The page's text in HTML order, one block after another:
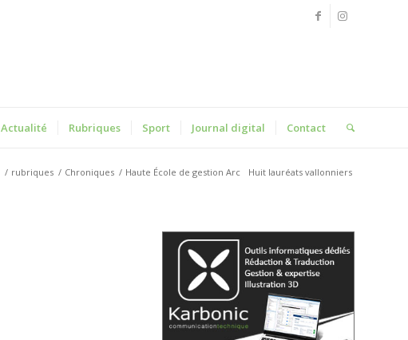
Actualité Rubriques Sport Journal digital Contact
/ rubriques / Chroniques / Haute École de gestion Arc Huit lauréats vallonniers